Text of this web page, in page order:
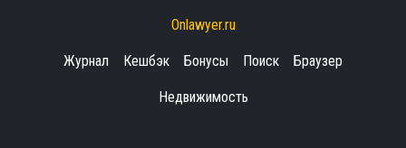
Onlawyer.ru
Журнал Кешбэк Бонусы Поиск Браузер
Недвижимость